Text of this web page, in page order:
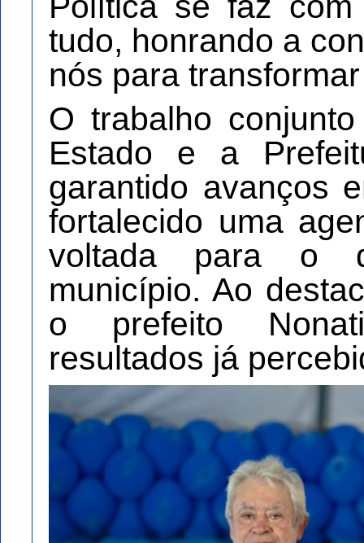
tudo, honrando a
nós para
O trabalho
Estado e a
garantido avanços
fortalecido uma
voltada para o
município. Ao
o prefeito
resultados já